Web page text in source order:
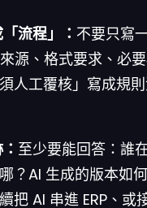
流程」： 不要只寫
源、格式要求、必
人工覆核」寫成規
至少要能回答：誰
？AI 生成的版本如
把 AI 串進 ERP、或